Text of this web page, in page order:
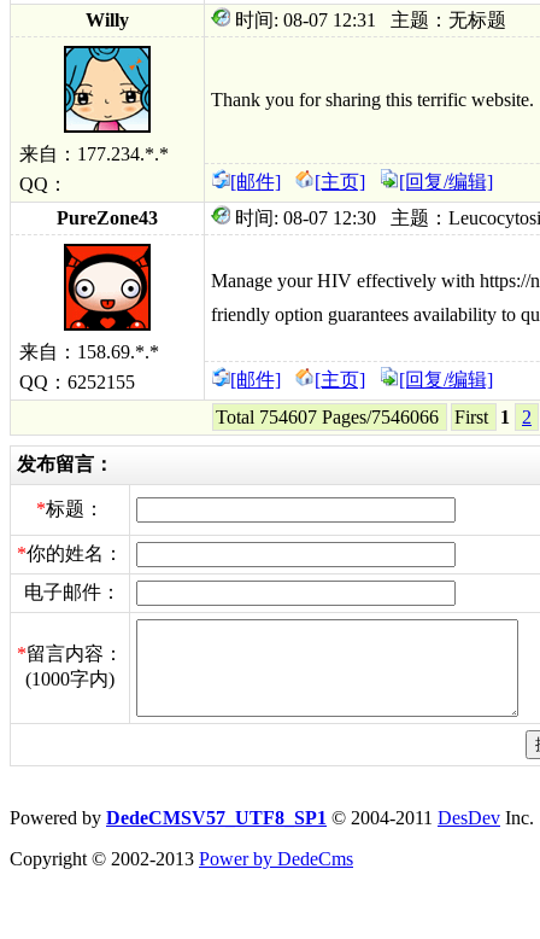
Willy
时间: 08-07 12:31 主题：无标题
来自：177.234.*.*
QQ：
Thank you for sharing this terrific website.
[邮件] [主页]
[回复/编辑]
PureZone43
时间: 08-07 12:30 主题：
来自：158.69.*.*
QQ：6252155
Manage your HIV effectively with https://
friendly option guarantees availability to
[邮件] [主页]
[回复/编辑]
Total 754607 Pages/7546066
First 1 2
发布留言：
*标题：
*你的姓名：
电子邮件：
*留言内容：
(1000字内)
Powered by DedeCMSV57_UTF8_SP1 © 2004-2011 DesDev Inc.
Copyright © 2002-2013 Power by DedeCms